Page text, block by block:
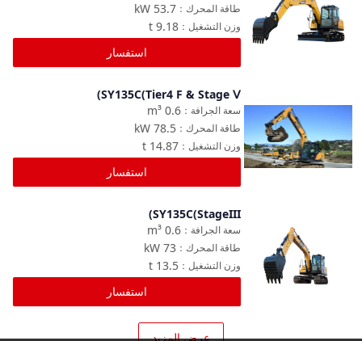
53.7
kW طاقة المحرك ：
9.18
t وزن التشغيل ：
استفسار
SY135C(Tier4 F & Stage Ⅴ)
0.6
m³ سعة الجرافة ：
78.5
kW طاقة المحرك ：
14.87
t وزن التشغيل ：
استفسار
SY135C(StageIII)
0.6
m³ سعة الجرافة ：
73
kW طاقة المحرك ：
13.5
t وزن التشغيل ：
استفسار
عرض المزيد